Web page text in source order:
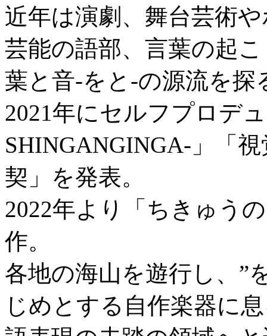
近年は演劇、舞台芸術
芸能の語部、言葉の起
葉と音-をと-の源流を探
2021年にセルフプロデ
SHINGANGINGA-」「
契」を発表。
2022年より「ちきゅう
作。
各地の海山を遊行し、”
じめとする自作楽器に